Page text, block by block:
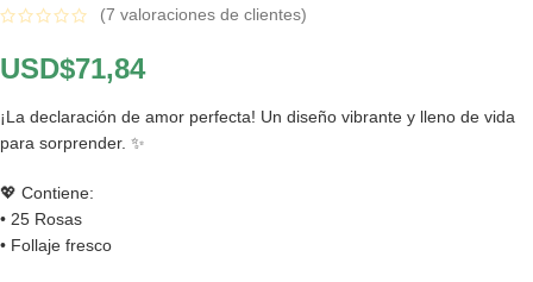
(7 valoraciones de clientes)
USD$71,84
¡La declaración de amor perfecta! Un diseño vibrante y lleno de vida
para sorprender. ✨
💖 Contiene:
• 25 Rosas
• Follaje fresco